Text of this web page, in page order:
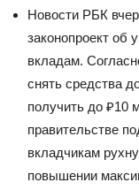
Новости РБК
законопроект об
вкладам.
снять средства
получить до ₽10
правительстве
вкладчикам
повышении